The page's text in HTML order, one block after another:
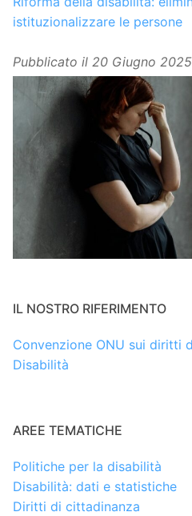
istituzionalizzare le persone
Pubblicato il 20 Giugno 2025
IL NOSTRO RIFERIMENTO
Convenzione ONU sui diritti
Disabilità
AREE TEMATICHE
Politiche per la disabilità
Disabilità: dati e statistiche
Diritti di cittadinanza